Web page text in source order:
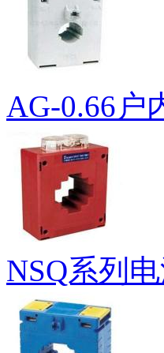
AG-0.66户
NSQ系列